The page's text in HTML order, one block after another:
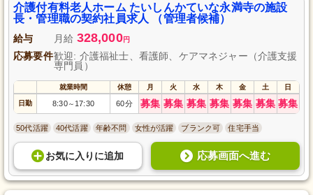
介護付有料老人ホーム たいしんかていな永満寺の施設
長・管理職の契約社員求人 （管理者候補）
給与 月給 328,000円
応募要件歓迎: 介護福祉士、看護師、ケアマネジャー（介護支援
専門員）
就業時間 休憩 月 火 水 木 金 土 日
日勤 8:30～ 17:30 60分 募集 募集 募集 募集 募集 募集 募集
50代活躍 40代活躍 年齢不問 女性が活躍 ブランク可 住宅手当
お気に入り に追加 応募画面へ進む